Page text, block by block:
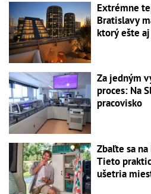
Extrémne
Bratislavy
ktorý ešte
Za jedným
proces: Na
pracovisko
Zbaľte sa
Tieto
ušetria